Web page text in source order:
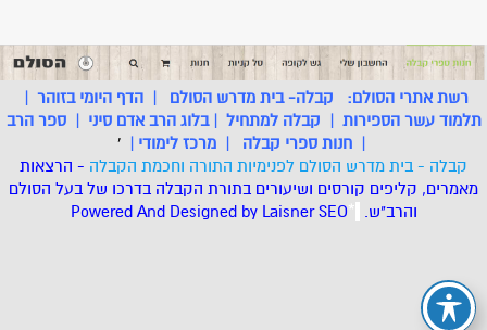
רשת אתרי הסולם: קבלה- בית מדרש הסולם |הדף היומי בזוהר |
תלמוד עשר הספירות | קבלה למתחיל |בלוג הרב אדם סיני |ספר הרב
| חנות ספרי קבלה | מרכז לימודי |
'
קבלה - בית מדרש הסולם לפנימיות התורה וחכמת הקבלה - הרצאות
מאמרים, קליפים קורסים ושיעורים בתורת הקבלה בדרכו של בעל הסולם
והרב"ש.
*
Powered And Designed by LaisnerSEO